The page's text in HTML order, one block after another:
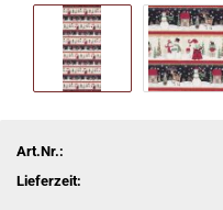
Art.Nr.:
Lieferzeit: